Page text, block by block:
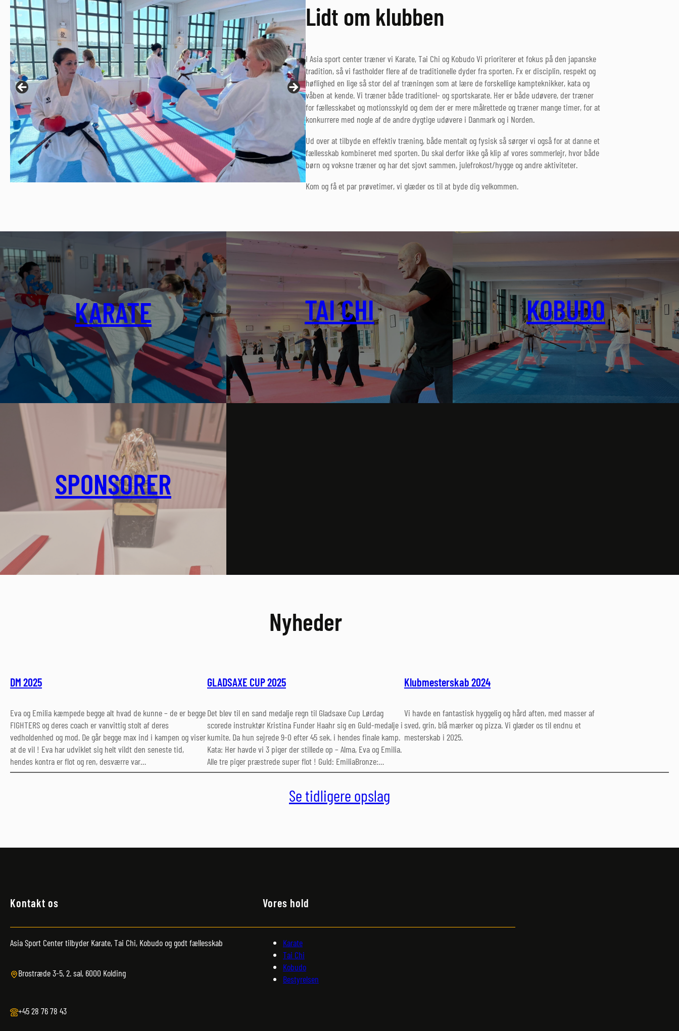
Lidt om klubben
I Asia sport center træner vi Karate, Tai Chi og Kobudo Vi prioriterer et fokus på den japanske
tradition, så vi fastholder flere af de traditionelle dyder fra sporten. Fx er disciplin, respekt og
høflighed en lige så stor del af træningen som at lære de forskellige kampteknikker, kata og
våben at kende. Vi træner både traditionel- og sportskarate. Her er både udøvere, der træner
for fællesskabet og motionsskyld og dem der er mere målrettede og træner mange timer, for at
konkurrere med nogle af de andre dygtige udøvere i Danmark og i Norden.
Ud over at tilbyde en effektiv træning, både mentalt og fysisk så sørger vi også for at danne et
fællesskab kombineret med sporten. Du skal derfor ikke gå klip af vores sommerlejr, hvor både
børn og voksne træner og har det sjovt sammen, julefrokost/hygge og andre aktiviteter.
Kom og få et par prøvetimer, vi glæder os til at byde dig velkommen.
KARATE
SPONSORER
TAI CHI KOBUDO
Nyheder
DM 2025
Eva og Emilia kæmpede begge alt hvad de kunne – de er begge
FIGHTERS og deres coach er vanvittig stolt af deres
vedholdenhed og mod. De går begge max ind i kampen og viser
at de vil ! Eva har udviklet sig helt vildt den seneste tid,
hendes kontra er flot og ren, desværre var…
GLADSAXE CUP 2025
Det blev til en sand medalje regn til Gladsaxe Cup Lørdag
scorede instruktør Kristina Funder Haahr sig en Guld-medalje i
kumite. Da hun sejrede 9-0 efter 45 sek. i hendes finale kamp.
Kata: Her havde vi 3 piger der stillede op – Alma, Eva og Emilia.
Alle tre piger præstrede super flot ! Guld: EmiliaBronze:…
Klubmesterskab 2024
Vi havde en fantastisk hyggelig og hård aften, med masser af
sved, grin, blå mærker og pizza. Vi glæder os til endnu et
mesterskab i 2025.
Se tidligere opslag
Kontakt os
Asia Sport Center tilbyder Karate, Tai Chi, Kobudo og godt fællesskab
Brostræde 3-5, 2. sal, 6000 Kolding
+45 28 76 78 43
Vores hold
Karate
Tai Chi
Kobudo
Bestyrelsen